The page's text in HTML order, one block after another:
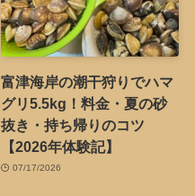
富津海岸の潮干狩りでハマ
グリ5.5kg！料金・夏の砂
抜き・持ち帰りのコツ
【2026年体験記】
07/17/2026